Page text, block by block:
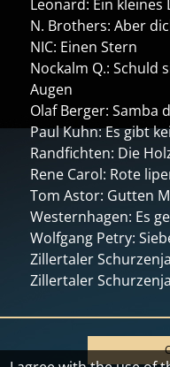
Leonard: Ein kleines
N. Brothers: Aber
NIC: Einen Stern
Nockalm Q.: Schuld
Augen
Olaf Berger: Samba
Paul Kuhn: Es gibt
Randfichten: Die
Rene Carol: Rote
Tom Astor: Gutten
Westernhagen: Es
Wolfgang Petry:
Zillertaler
Zillertaler